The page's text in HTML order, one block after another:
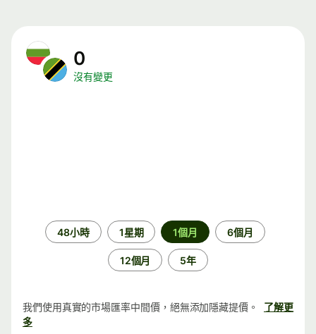
0
沒有變更
48小時 1星期 1個月 6個月
12個月 5年
我們使用真實的市場匯率中間價，絕無添加隱藏提價。
了解更
多